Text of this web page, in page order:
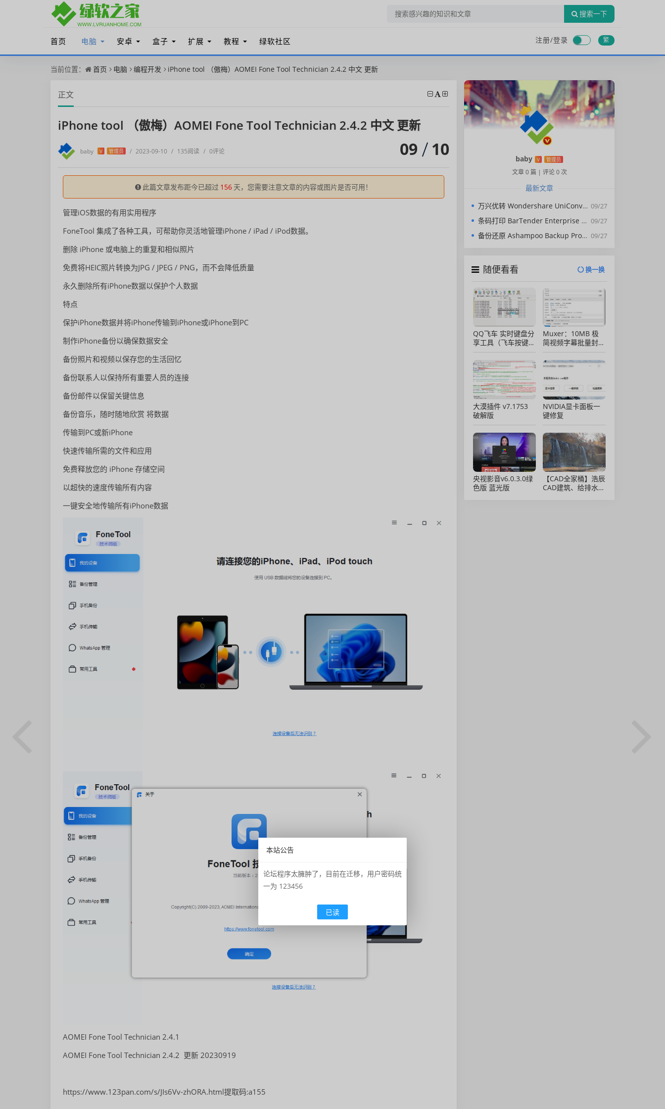
搜索一下
首页 电脑 安卓 盒子 扩展 教程 绿软社区 注册/登录 繁
当前位置： 首页 电脑 编程开发 iPhone tool （傲梅）AOMEI Fone Tool Technician 2.4.2 中文 更新
正文
iPhone tool （傲梅）AOMEI Fone Tool Technician 2.4.2 中文 更新
baby V 管理员 / 2023-09-10 / 135阅读 / 0评论 09 10
此篇文章发布距今已超过 156 天，您需要注意文章的内容或图片是否可用！
管理iOS数据的有用实用程序
FoneTool 集成了各种工具，可帮助你灵活地管理iPhone / iPad / iPod数据。
删除 iPhone 或电脑上的重复和相似照片
免费将HEIC照片转换为JPG / JPEG / PNG，而不会降低质量
永久删除所有iPhone数据以保护个人数据
特点
保护iPhone数据并将iPhone传输到iPhone或iPhone到PC
制作iPhone备份以确保数据安全
备份照片和视频以保存您的生活回忆
备份联系人以保持所有重要人员的连接
备份邮件以保留关键信息
备份音乐，随时随地欣赏 将数据
传输到PC或新iPhone
快速传输所需的文件和应用
免费释放您的 iPhone 存储空间
以超快的速度传输所有内容
一键安全地传输所有iPhone数据
AOMEI Fone Tool Technician 2.4.1
AOMEI Fone Tool Technician 2.4.2 更新 20230919
https://www.123pan.com/s/JIs6Vv-zhORA.html提取码:a155
baby V 管理员
文章 0 篇 | 评论 0 次
最新文章
09/27
万兴优转 Wondershare UniConverter 15.0.2.12 中文
09/27
条码打印 BarTender Enterprise Edition 2022 R7 11.3.209432 中文 这个就不多说了 速度
09/27
备份还原 Ashampoo Backup Pro 17.07 中文 多支持绿站
随便看看 换一换
QQ飞车 实时键盘分
享工具（飞车按键显
示）直播专用版
Muxer：10MB 极
简视频字幕批量封装
工具 (单文件/绿色
版)
大漠插件 v7.1753
破解版
NVIDIA显卡面板一
键修复
央视影音v6.0.3.0绿
色版 蓝光版
【CAD全家桶】浩辰
CAD建筑、给排水、
本站公告
论坛程序太臃肿了，目前在迁移，用户密码统
一为 123456
已读